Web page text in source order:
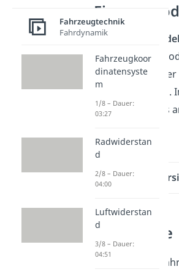
Das
vereinfachtes
Beschreibung der
eines Fahrzeugs.
schauen wir uns
Querkräfte
Wenn wir das
Fahrzeugtechnik
Fahrdynamik
Fahrzeugkoor
dinatensyste
m
1/8 – Dauer:
03:27
Radwiderstan
d
2/8 – Dauer:
04:00
Luftwiderstan
d
3/8 – Dauer:
04:51